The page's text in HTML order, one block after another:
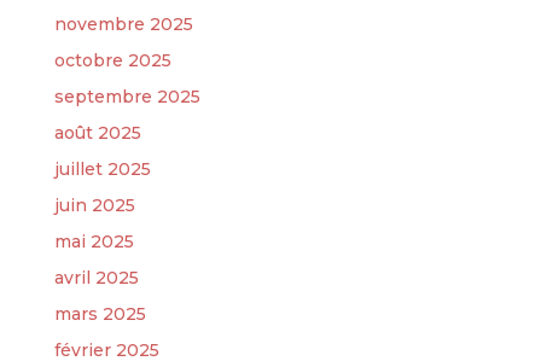
novembre 2025
octobre 2025
septembre 2025
août 2025
juillet 2025
juin 2025
mai 2025
avril 2025
mars 2025
février 2025